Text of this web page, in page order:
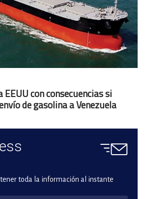
EEUU con consecuencias si
de gasolina a Venezuela
toda la información al instante